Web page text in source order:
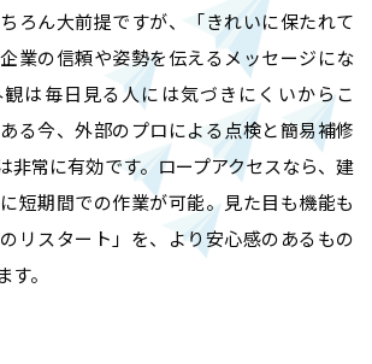
所・狭所エアコン工事
エアコン取付 台数口
施工実績
会社概要
お問い合わせ
ろん大前提ですが、「きれいに保たれて
業の信頼や姿勢を伝えるメッセージにな
は毎日見る人には気づきにくいからこ
る今、外部のプロによる点検と簡易補修
非常に有効です。ロープアクセスなら、建
短期間での作業が可能。見た目も機能も
リスタート」を、より安心感のあるもの
。